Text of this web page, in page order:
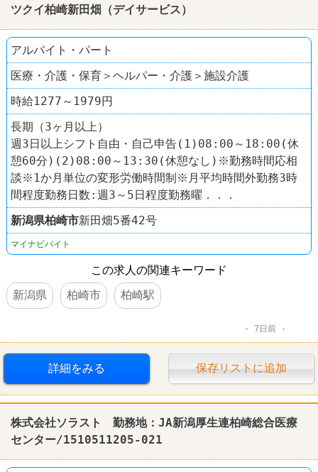
ツクイ柏崎新田畑（デイサービス）
アルバイト・パート
医療・介護・保育＞ヘルパー・介護＞施設介護
時給1277～1979円
長期（3ヶ月以上）
週3日以上シフト自由・自己申告(1)08:00～18:00(休
憩60分)(2)08:00～13:30(休憩なし)※勤務時間応相
談※1か月単位の変形労働時間制※月平均時間外勤務3時
間程度勤務日数:週3～5日程度勤務曜．．．
新潟県柏崎市新田畑5番42号
マイナビバイト
この求人の関連キーワード
新潟県
柏崎市 柏崎駅
7日前
詳細をみる 保存リストに追加
株式会社ソラスト 勤務地：JA新潟厚生連柏崎総合医療
センター/1510511205-021